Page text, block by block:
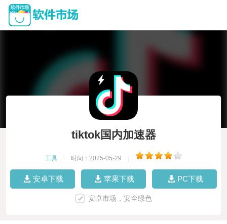
tiktok国内加速器
工具 时间：2025-05-29
安卓下载 苹果下载 PC下载
安卓市场，安全绿色